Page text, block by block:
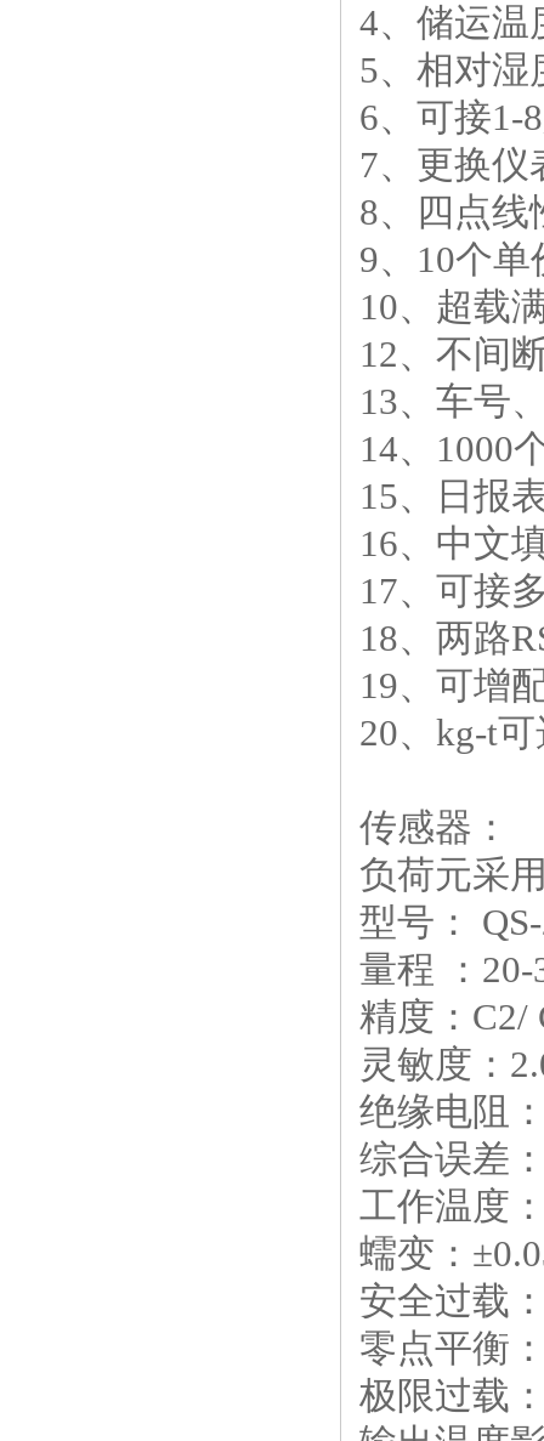
4、储运
5、相对
6、可接1-
7、更换仪
8、四点线
9、10个
10、超载
12、不间
13、车号
14、1000
15、日报
16、中文
17、可接
18、两路
19、可增
20、kg-t
传感器：
负荷元采
型号：
量程 ：
精度：C2/
灵敏度：
绝缘电阻
综合误
工作温度
蠕变：
安全过载
零点平
极限过载